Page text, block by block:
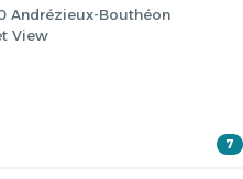
Andrézieux-Bouthéon
View
7